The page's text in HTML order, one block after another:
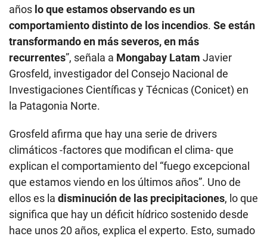
años lo que estamos observando es un
comportamiento distinto de los incendios. Se están
transformando en más severos, en más
recurrentes”, señala a Mongabay Latam Javier
Grosfeld, investigador del Consejo Nacional de
Investigaciones Científicas y Técnicas (Conicet) en
la Patagonia Norte.
Grosfeld afirma que hay una serie de drivers
climáticos -factores que modifican el clima- que
explican el comportamiento del “fuego excepcional
que estamos viendo en los últimos años”. Uno de
ellos es la disminución de las precipitaciones, lo que
significa que hay un déficit hídrico sostenido desde
hace unos 20 años, explica el experto. Esto, sumado